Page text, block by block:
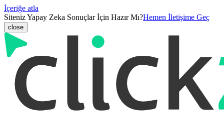
İçeriğe atla
Siteniz Yapay Zeka Sonuçlar İçin Hazır Mı?Hemen İletişime Geç
close